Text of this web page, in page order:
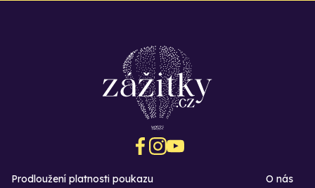
Prodloužení platnosti poukazu
O nás